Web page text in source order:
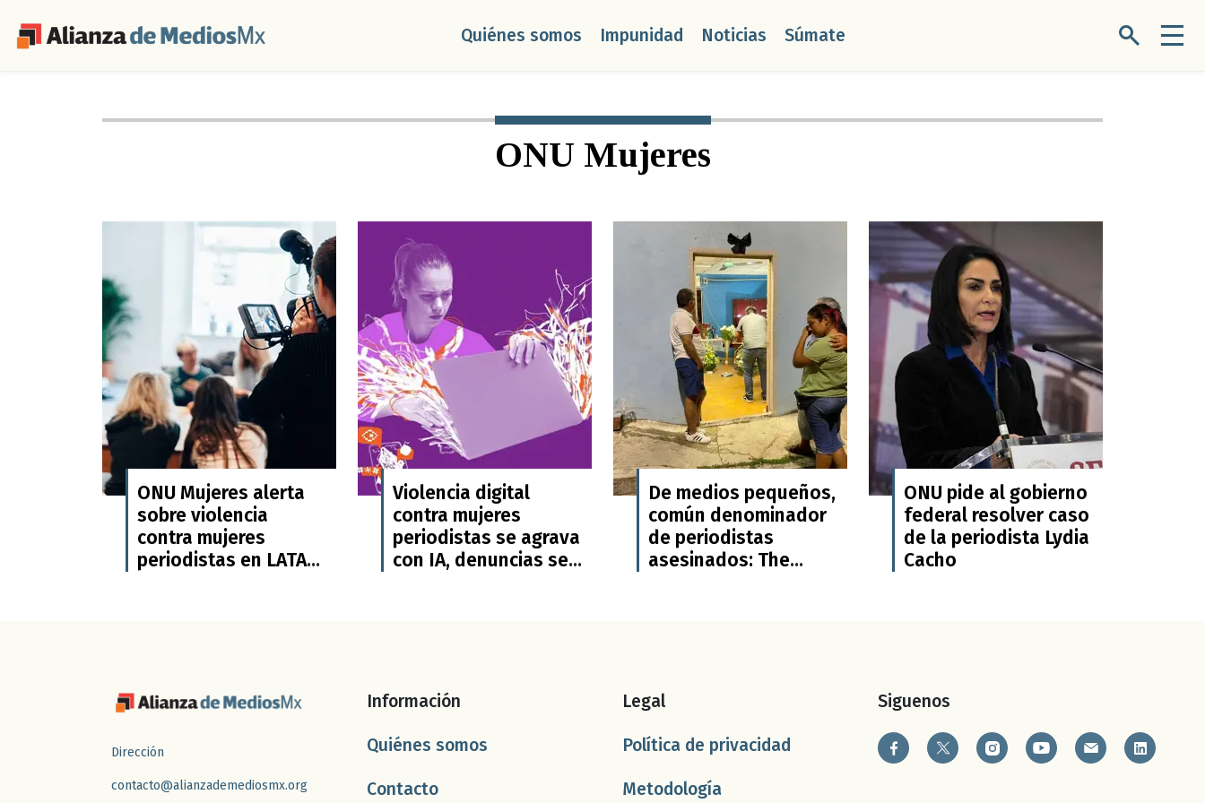
Quiénes somos Impunidad Noticias Súmate
ONU Mujeres
ONU Mujeres alerta
sobre violencia
contra mujeres
periodistas en LATAM
Violencia digital
contra mujeres
periodistas se agrava
con IA, denuncias se
De medios pequeños,
común denominador
de periodistas
asesinados: The
ONU pide al gobierno
federal resolver caso
de la periodista Lydia
Cacho
Dirección
contacto@alianzademediosmx.org
Información
Quiénes somos
Contacto
Legal
Política de privacidad
Metodología
Siguenos